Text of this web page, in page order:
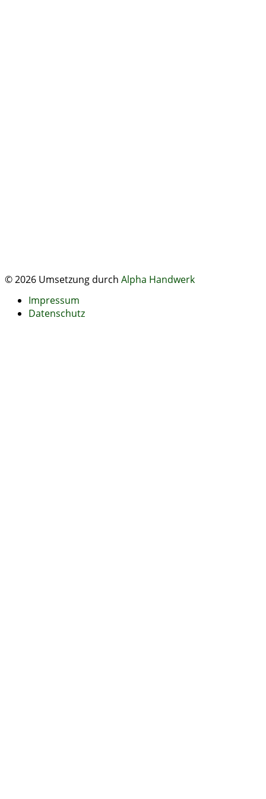
© 2026 Umsetzung durch Alpha Handwerk
Impressum
Datenschutz